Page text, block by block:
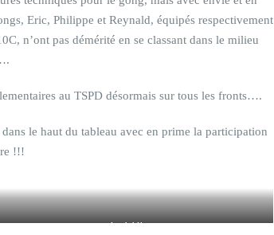
Eric, Philippe et Reynald, équipés respectivement
n’ont pas démérité en se classant dans le milieu
au TSPD désormais sur tous les fronts….
le haut du tableau avec en prime la participation
!!!
les Athlètes